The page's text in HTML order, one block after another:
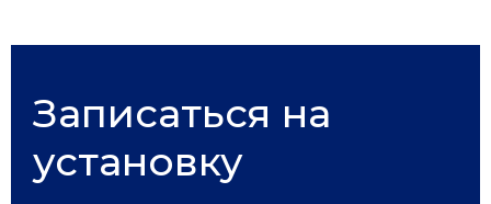
Записаться на
установку